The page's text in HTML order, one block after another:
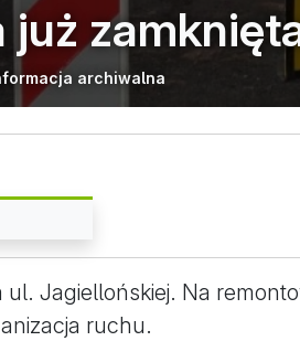
archiwalna
Jagiellońskiej. Na
ruchu.